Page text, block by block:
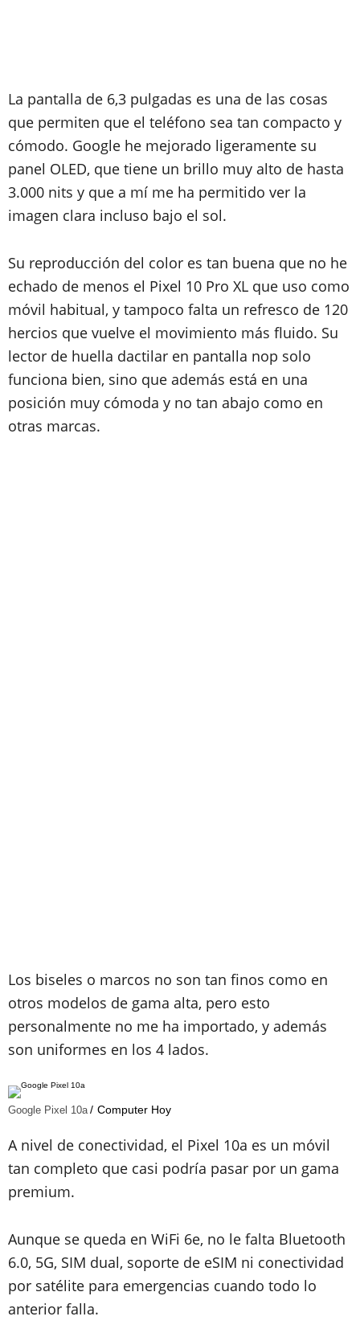
La pantalla de 6,3 pulgadas es una de las cosas
que permiten que el teléfono sea tan compacto y
cómodo. Google he mejorado ligeramente su
panel OLED, que tiene un brillo muy alto de hasta
3.000 nits y que a mí me ha permitido ver la
imagen clara incluso bajo el sol.
Su reproducción del color es tan buena que no he
echado de menos el Pixel 10 Pro XL que uso como
móvil habitual, y tampoco falta un refresco de 120
hercios que vuelve el movimiento más fluido. Su
lector de huella dactilar en pantalla nop solo
funciona bien, sino que además está en una
posición muy cómoda y no tan abajo como en
otras marcas.
Los biseles o marcos no son tan finos como en
otros modelos de gama alta, pero esto
personalmente no me ha importado, y además
son uniformes en los 4 lados.
Google Pixel 10a Computer Hoy
A nivel de conectividad, el Pixel 10a es un móvil
tan completo que casi podría pasar por un gama
premium.
Aunque se queda en WiFi 6e, no le falta Bluetooth
6.0, 5G, SIM dual, soporte de eSIM ni conectividad
por satélite para emergencias cuando todo lo
anterior falla.